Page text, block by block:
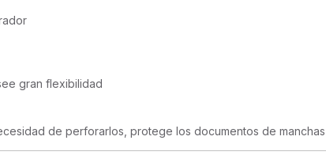
gran flexibilidad
de perforarlos, protege los documentos de